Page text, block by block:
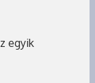
egyik